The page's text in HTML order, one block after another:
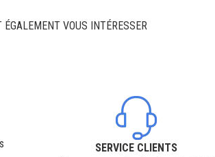
ÉGALEMENT VOUS INTÉRESSER
SERVICE CLIENTS